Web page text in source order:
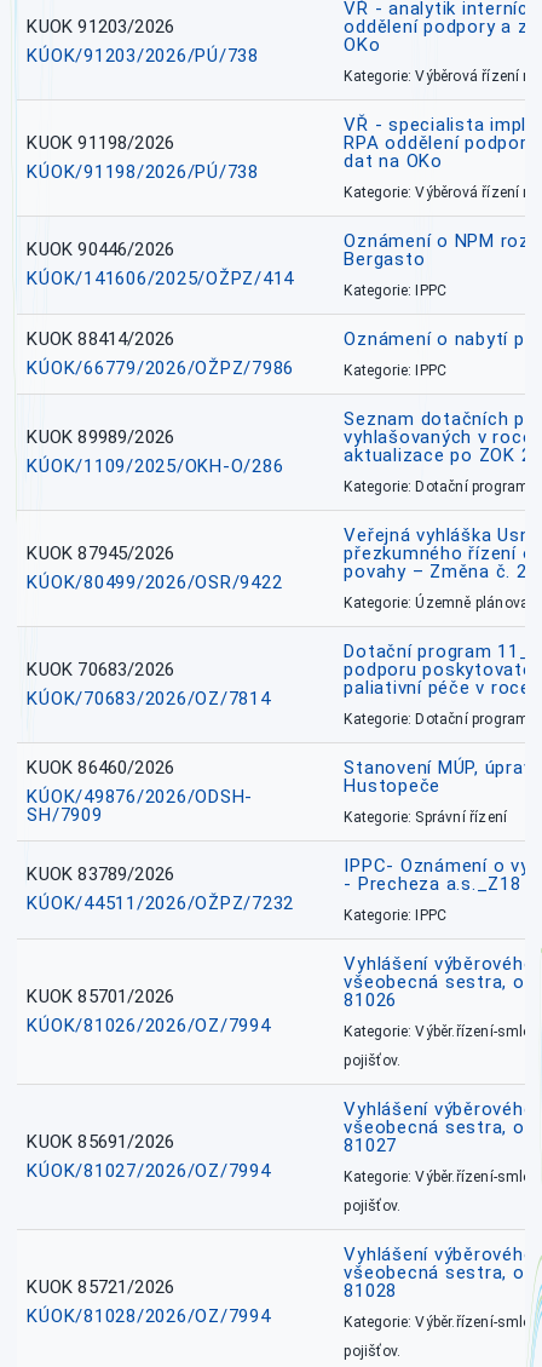
KUOK 91203/2026
KÚOK/91203/2026/PÚ/738
VŘ - analytik
oddělení podpory a
OKo
Kategorie: Výběrová řízení
KUOK 91198/2026
KÚOK/91198/2026/PÚ/738
VŘ - specialista
RPA oddělení
dat na OKo
Kategorie: Výběrová řízení
KUOK 90446/2026
KÚOK/141606/2025/OŽPZ/414
Oznámení o NPM
Bergasto
Kategorie: IPPC
KUOK 88414/2026
KÚOK/66779/2026/OŽPZ/7986
Oznámení o nabytí
Kategorie: IPPC
KUOK 89989/2026
KÚOK/1109/2025/OKH-O/286
Seznam dotačních
vyhlašovaných v roce
aktualizace po ZOK
Kategorie: Dotační
KUOK 87945/2026
KÚOK/80499/2026/OSR/9422
Veřejná vyhláška
přezkumného řízení
povahy – Změna č. 2
Kategorie: Územně
KUOK 70683/2026
KÚOK/70683/2026/OZ/7814
Dotační program
podporu
paliativní péče v roce
Kategorie: Dotační
KUOK 86460/2026
KÚOK/49876/2026/ODSH-
SH/7909
Stanovení MÚP,
Hustopeče
Kategorie: Správní řízení
KUOK 83789/2026
KÚOK/44511/2026/OŽPZ/7232
IPPC- Oznámení o
- Precheza a.s._Z18
Kategorie: IPPC
KUOK 85701/2026
KÚOK/81026/2026/OZ/7994
Vyhlášení
všeobecná sestra,
81026
Kategorie: Výběr.řízení-
pojišťov.
KUOK 85691/2026
KÚOK/81027/2026/OZ/7994
Vyhlášení
všeobecná sestra,
81027
Kategorie: Výběr.řízení-
pojišťov.
KUOK 85721/2026
KÚOK/81028/2026/OZ/7994
Vyhlášení
všeobecná sestra,
81028
Kategorie: Výběr.řízení-
pojišťov.